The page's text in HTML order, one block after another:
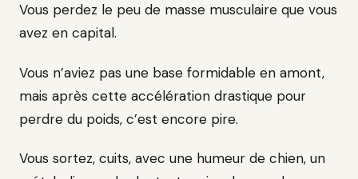
Vous perdez le peu de masse musculaire que vous
avez en capital.
Vous n’aviez pas une base formidable en amont,
mais après cette accélération drastique pour
perdre du poids, c’est encore pire.
Vous sortez, cuits, avec une humeur de chien, un